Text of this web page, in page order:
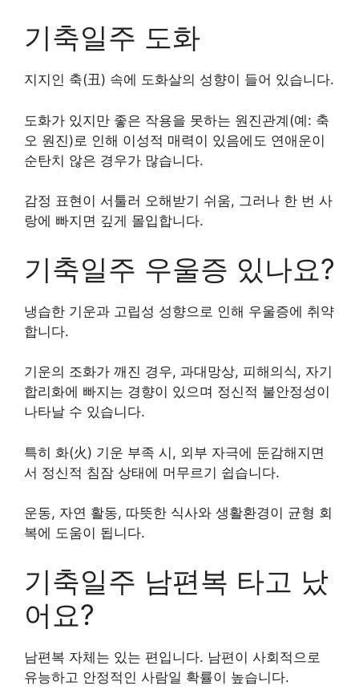
기축일주 도화
지지인 축(丑) 속에 도화살의 성향이 들어 있습니다.
도화가 있지만 좋은 작용을 못하는 원진관계(예: 축
오 원진)로 인해 이성적 매력이 있음에도 연애운이
순탄치 않은 경우가 많습니다.
감정 표현이 서툴러 오해받기 쉬움, 그러나 한 번 사
랑에 빠지면 깊게 몰입합니다.
기축일주 우울증 있나요?
냉습한 기운과 고립성 성향으로 인해 우울증에 취약
합니다.
기운의 조화가 깨진 경우, 과대망상, 피해의식, 자기
합리화에 빠지는 경향이 있으며 정신적 불안정성이
나타날 수 있습니다.
특히 화(火) 기운 부족 시, 외부 자극에 둔감해지면
서 정신적 침잠 상태에 머무르기 쉽습니다.
운동, 자연 활동, 따뜻한 식사와 생활환경이 균형 회
복에 도움이 됩니다.
기축일주 남편복 타고 났
어요?
남편복 자체는 있는 편입니다. 남편이 사회적으로
유능하고 안정적인 사람일 확률이 높습니다.